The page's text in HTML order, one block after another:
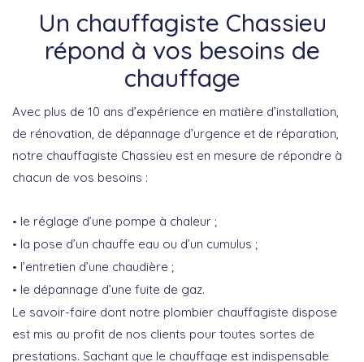
Un chauffagiste Chassieu
répond à vos besoins de
chauffage
Avec plus de 10 ans d’expérience en matière d’installation,
de rénovation, de dépannage d’urgence et de réparation,
notre chauffagiste Chassieu est en mesure de répondre à
chacun de vos besoins :
le réglage d’une pompe à chaleur ;
la pose d’un chauffe eau ou d’un cumulus ;
l’entretien d’une chaudière ;
le dépannage d’une fuite de gaz.
Le savoir-faire dont notre plombier chauffagiste dispose
est mis au profit de nos clients pour toutes sortes de
prestations. Sachant que le chauffage est indispensable